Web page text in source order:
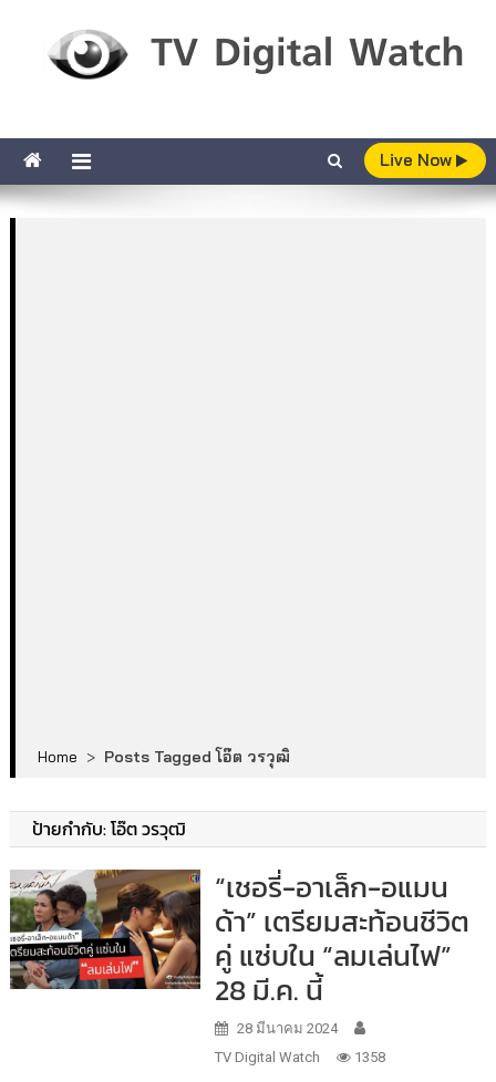
Live Now
Home > Posts Tagged โอ๊ต วรวุฒิ
ป้ายกำกับ:โอ๊ต วรวุฒิ
“เชอรี่-อาเล็ก-อแมน
ด้า” เตรียมสะท้อนชีวิต
คู่ แซ่บใน “ลมเล่นไฟ”
28 มี.ค. นี้
28 มีนาคม 2024
TV Digital Watch
1358